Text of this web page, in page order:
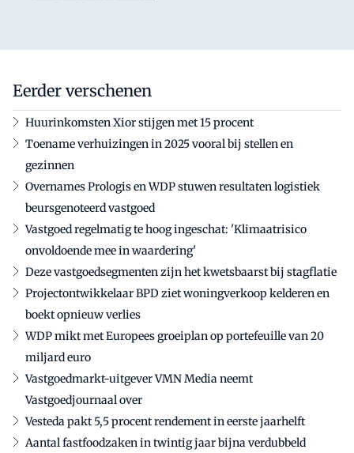
Eerder verschenen
Huurinkomsten Xior stijgen met 15 procent
Toename verhuizingen in 2025 vooral bij stellen en
gezinnen
Overnames Prologis en WDP stuwen resultaten logistiek
beursgenoteerd vastgoed
Vastgoed regelmatig te hoog ingeschat: 'Klimaatrisico
onvoldoende mee in waardering'
Deze vastgoedsegmenten zijn het kwetsbaarst bij stagflatie
Projectontwikkelaar BPD ziet woningverkoop kelderen en
boekt opnieuw verlies
WDP mikt met Europees groeiplan op portefeuille van 20
miljard euro
Vastgoedmarkt-uitgever VMN Media neemt
Vastgoedjournaal over
Vesteda pakt 5,5 procent rendement in eerste jaarhelft
Aantal fastfoodzaken in twintig jaar bijna verdubbeld